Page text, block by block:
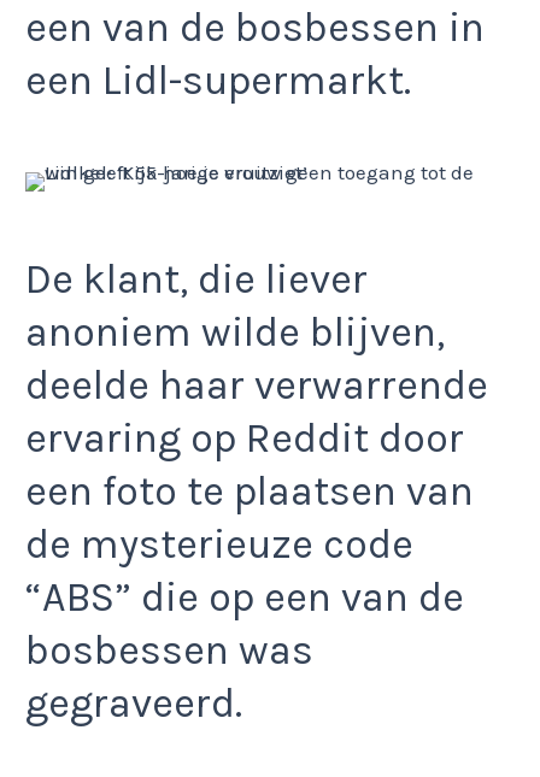
een van de bosbessen in
een Lidl-supermarkt.
De klant, die liever
anoniem wilde blijven,
deelde haar verwarrende
ervaring op Reddit door
een foto te plaatsen van
de mysterieuze code
“ABS” die op een van de
bosbessen was
gegraveerd.